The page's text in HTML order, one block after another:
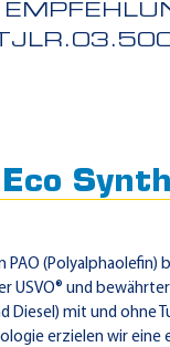
PAO (Polyalphaolefin)
und
Diesel) mit und ohne
erzielen wir eine